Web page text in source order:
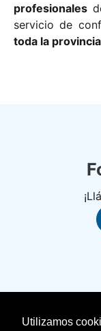
Utilizamos
profesionales
servicio de
toda la